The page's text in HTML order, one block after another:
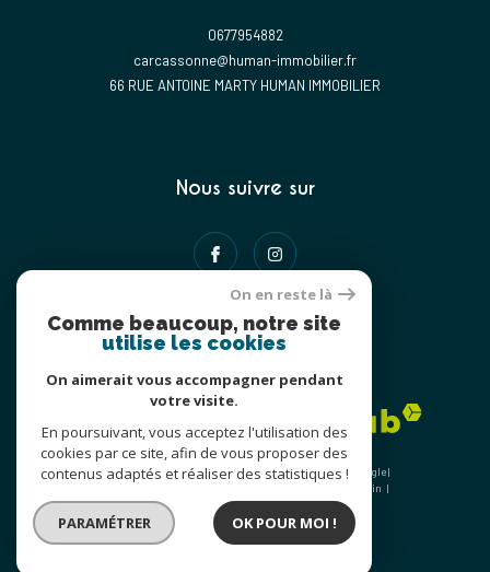
0677954882
carcassonne@human-immobilier.fr
66 RUE ANTOINE MARTY HUMAN IMMOBILIER
Nous suivre sur
Adhérents
© 2026 | Tous droits réservés | Traduction powered by Google |
Admin
Nos partenaires
Politique RGPD Cookies
On en reste là
Comme beaucoup, notre site
utilise les cookies
On aimerait vous accompagner pendant
votre visite.
En poursuivant, vous acceptez l'utilisation des
cookies par ce site, afin de vous proposer des
contenus adaptés et réaliser des statistiques !
PARAMÉTRER OK POUR MOI !